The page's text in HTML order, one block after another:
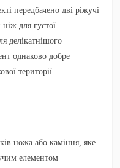
передбачено дві ріжучі
для густої
делікатнішого
однаково добре
території.
ножа або каміння, яке
елементом